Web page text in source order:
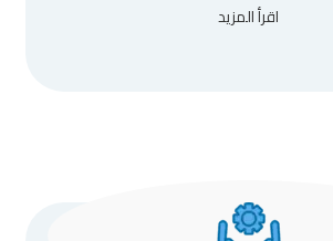
اقرأ المزيد